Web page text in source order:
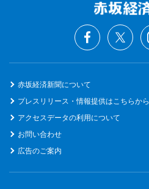
赤坂経済新聞について
プレスリリース・情報提供はこちらから
アクセスデータの利用について
お問い合わせ
広告のご案内